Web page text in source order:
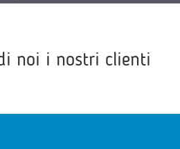
noi i nostri clienti